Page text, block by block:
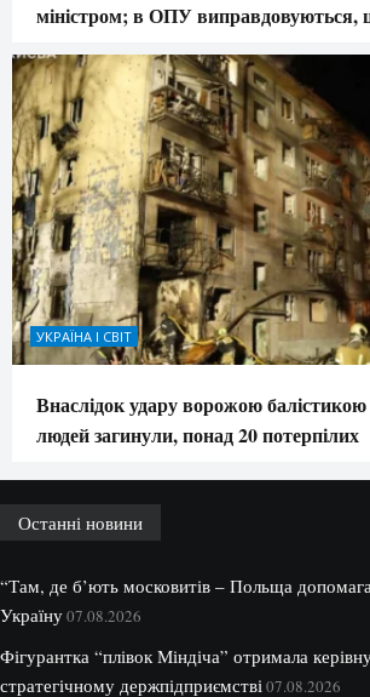
міністром; в ОПУ виправдовуються,
УКРАЇНА І СВІТ
Внаслідок удару ворожою
людей загинули, понад 20 потерпілих
Останні новини
“Там, де б’ють московитів – Польща
Україну07.08.2026
Фігурантка “плівок Міндіча” отримала
стратегічному держпідприємстві07.08.2026